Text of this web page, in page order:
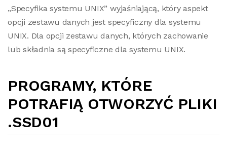
„Specyfika systemu UNIX” wyjaśniającą, który aspekt
opcji zestawu danych jest specyficzny dla systemu
UNIX. Dla opcji zestawu danych, których zachowanie
lub składnia są specyficzne dla systemu UNIX.
PROGRAMY, KTÓRE
POTRAFIĄ OTWORZYĆ PLIKI
.SSD01